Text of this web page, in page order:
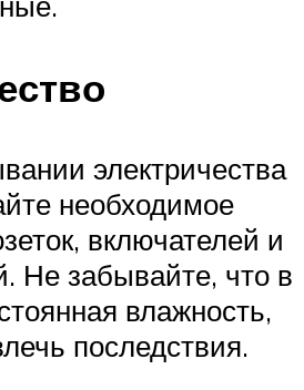
электричества
необходимое
включателей и
Не забывайте, что в
влажность,
последствия.